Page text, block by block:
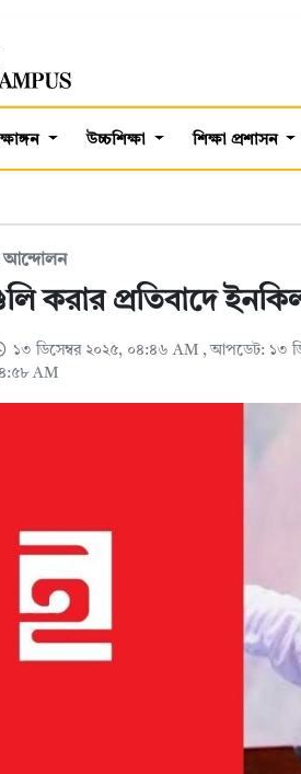
উচ্চশিক্ষা শিক্ষা প্রশাসন
আন্দোলন
করার প্রতিবাদে
১৩ ডিসেম্বর ২০২৫, ০৪:৪৬ AM , আপডেট: ১৩
AM